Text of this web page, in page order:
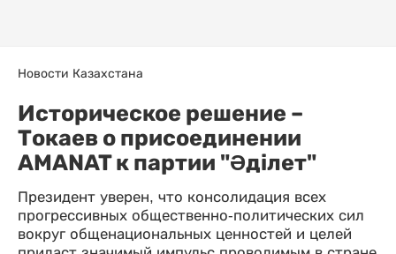
Новости Казахстана
Историческое решение –
Токаев о присоединении
AMANAT к партии "Әділет"
Президент уверен, что консолидация всех
прогрессивных общественно-политических сил
вокруг общенациональных ценностей и целей